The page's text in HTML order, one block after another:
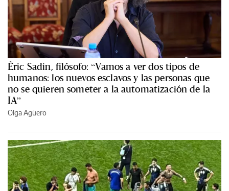
Èric Sadin, filósofo: “Vamos a ver dos tipos de
humanos: los nuevos esclavos y las personas que
no se quieren someter a la automatización de la
IA”
Olga Agüero